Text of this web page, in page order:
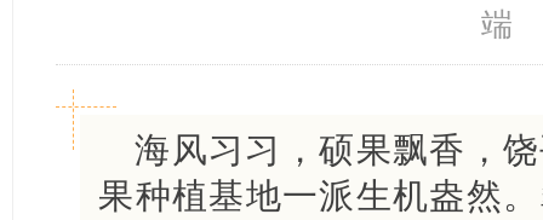
端
海风习习，硕果飘香，
果种植基地一派生机盎然